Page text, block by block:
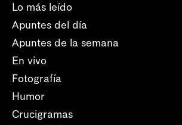
Lo más leído
Apuntes del día
Apuntes de la semana
En vivo
Fotografía
Humor
Crucigramas